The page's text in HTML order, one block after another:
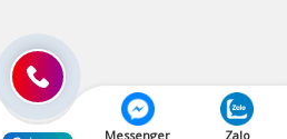
Messenger Zalo